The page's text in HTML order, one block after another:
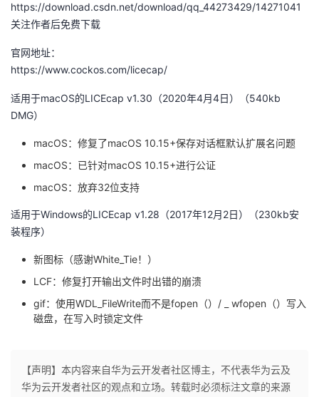
https://download.csdn.net/download/qq_44273429/14271041
关注作者后免费下载
官网地址：
https://www.cockos.com/licecap/
适用于macOS的LICEcap v1.30 （2020年4月4日）（540kb
DMG）
macOS：修复了macOS 10.15+保存对话框默认扩展名问题
macOS：已针对macOS 10.15+进行公证
macOS：放弃32位支持
适用于Windows的LICEcap v1.28 （2017年12月2日）（230kb安
装程序）
新图标（感谢White_Tie！）
LCF：修复打开输出文件时出错的崩溃
gif：使用WDL_FileWrite而不是fopen（）/ _ wfopen（）写入
磁盘，在写入时锁定文件
【声明】本内容来自华为云开发者社区博主，不代表华为云及
华为云开发者社区的观点和立场。转载时必须标注文章的来源